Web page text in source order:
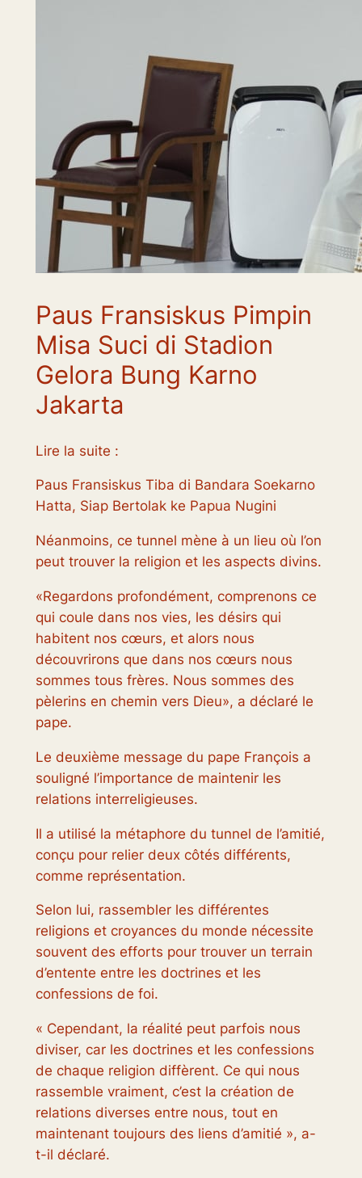
Paus Fransiskus Pimpin
Misa Suci di Stadion
Gelora Bung Karno
Jakarta
Lire la suite :
Paus Fransiskus Tiba di Bandara Soekarno
Hatta, Siap Bertolak ke Papua Nugini
Néanmoins, ce tunnel mène à un lieu où l’on
peut trouver la religion et les aspects divins.
«Regardons profondément, comprenons ce
qui coule dans nos vies, les désirs qui
habitent nos cœurs, et alors nous
découvrirons que dans nos cœurs nous
sommes tous frères. Nous sommes des
pèlerins en chemin vers Dieu», a déclaré le
pape.
Le deuxième message du pape François a
souligné l’importance de maintenir les
relations interreligieuses.
Il a utilisé la métaphore du tunnel de l’amitié,
conçu pour relier deux côtés différents,
comme représentation.
Selon lui, rassembler les différentes
religions et croyances du monde nécessite
souvent des efforts pour trouver un terrain
d’entente entre les doctrines et les
confessions de foi.
« Cependant, la réalité peut parfois nous
diviser, car les doctrines et les confessions
de chaque religion diffèrent. Ce qui nous
rassemble vraiment, c’est la création de
relations diverses entre nous, tout en
maintenant toujours des liens d’amitié », a-
t-il déclaré.